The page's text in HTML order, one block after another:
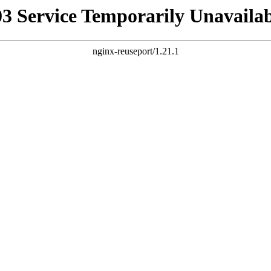
Service Temporarily
nginx-reuseport/1.21.1